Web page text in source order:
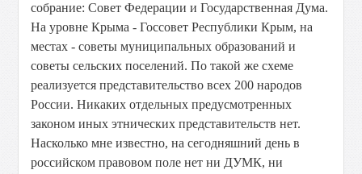
собрание: Совет Федерации и Государственная Дума.
На уровне Крыма - Госсовет Республики Крым, на
местах - советы муниципальных образований и
советы сельских поселений. По такой же схеме
реализуется представительство всех 200 народов
России. Никаких отдельных предусмотренных
законом иных этнических представительств нет.
Насколько мне известно, на сегодняшний день в
российском правовом поле нет ни ДУМК, ни